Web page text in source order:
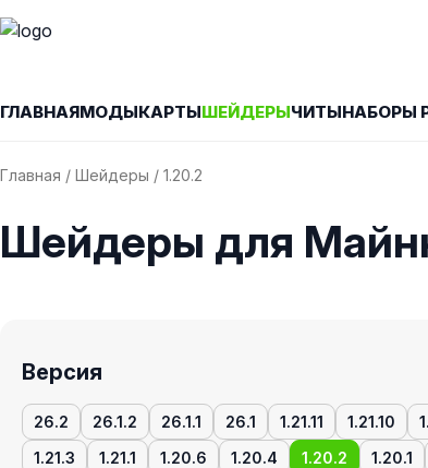
ГЛАВНАЯМОДЫКАРТЫШЕЙДЕРЫЧИТЫНАБОРЫ
Главная / Шейдеры / 1.20.2
Шейдеры для
Версия
26.2 26.1.2 26.1.1 26.1 1.21.11 1.21.10
1.21.3
1.21.1 1.20.6 1.20.4 1.20.2 1.20.1